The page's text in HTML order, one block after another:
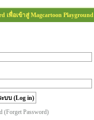
เพื่อเข้าสู่ Magcartoon Playground
(Forget Password)